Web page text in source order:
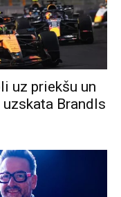
uz priekšu un
Brandls